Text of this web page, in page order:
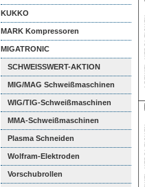
KUKKO
MARK Kompressoren
MIGATRONIC
SCHWEISSWERT-AKTION
MIG/MAG Schweißmaschinen
WIG/TIG-Schweißmaschinen
MMA-Schweißmaschinen
Plasma Schneiden
Wolfram-Elektroden
Vorschubrollen